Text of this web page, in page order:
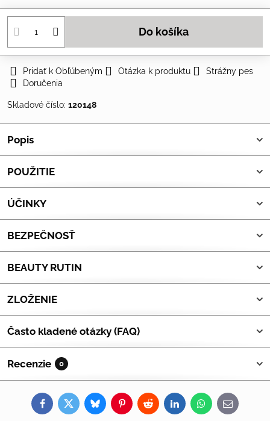
Do košíka
Pridať k Obľúbeným Otázka k produktu
Strážny pes
Doručenia
Skladové číslo: 120148
Popis
POUŽITIE
ÚČINKY
BEZPEČNOSŤ
BEAUTY RUTIN
ZLOŽENIE
Často kladené otázky (FAQ)
Recenzie 0
FacebookTwitterBlueskyPinterestRedditLinkedInWhatsApp
E-
mail